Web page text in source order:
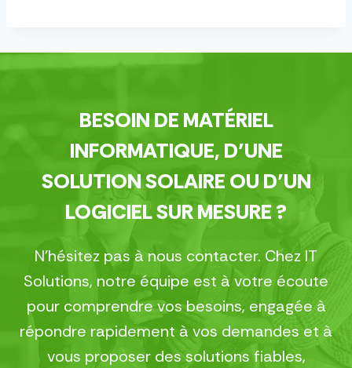
BESOIN DE MATÉRIEL
INFORMATIQUE, D’UNE
SOLUTION SOLAIRE OU D’UN
LOGICIEL SUR MESURE ?
N’hésitez pas à nous contacter. Chez IT
Solutions, notre équipe est à votre écoute
pour comprendre vos besoins, engagée à
répondre rapidement à vos demandes et à
vous proposer des solutions fiables,